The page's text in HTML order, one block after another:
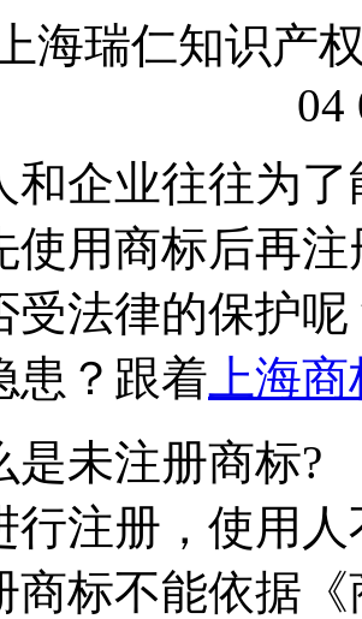
海瑞仁知识产
04
和企业往往为
使用商标后再
受法律的保护
患？跟着 上海
是未注册商标
行注册，使用
商标不能依据